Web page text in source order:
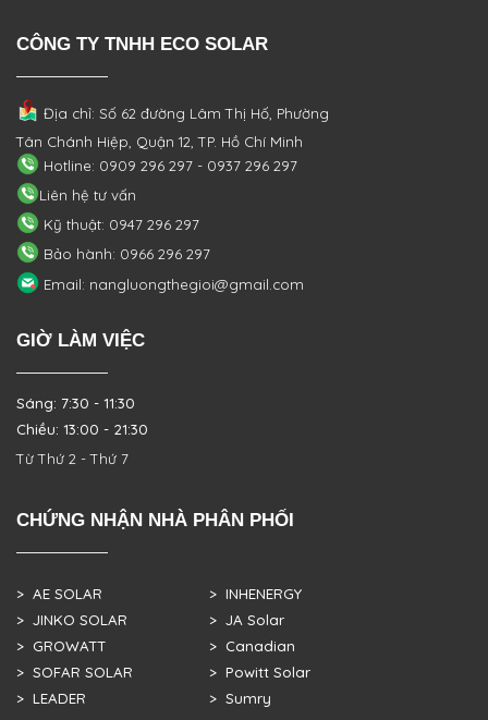
CÔNG TY TNHH ECO SOLAR
Địa chỉ: Số 62 đường Lâm Thị Hố, Phường
Tân Chánh Hiệp, Quận 12, TP. Hồ Chí Minh
Hotline: 0909 296 297 - 0937 296 297
Liên hệ tư vấn
Kỹ thuật: 0947 296 297
Bảo hành: 0966 296 297
Email: nangluongthegioi@gmail.com
GIỜ LÀM VIỆC
Sáng: 7:30 - 11:30
Chiều: 13:00 - 21:30
Từ Thứ 2 - Thứ 7
CHỨNG NHẬN NHÀ PHÂN PHỐI
> AE SOLAR
> JINKO SOLAR
> GROWATT
> SOFAR SOLAR
> LEADER
> INHENERGY
> JA Solar
> Canadian
> Powitt Solar
> Sumry